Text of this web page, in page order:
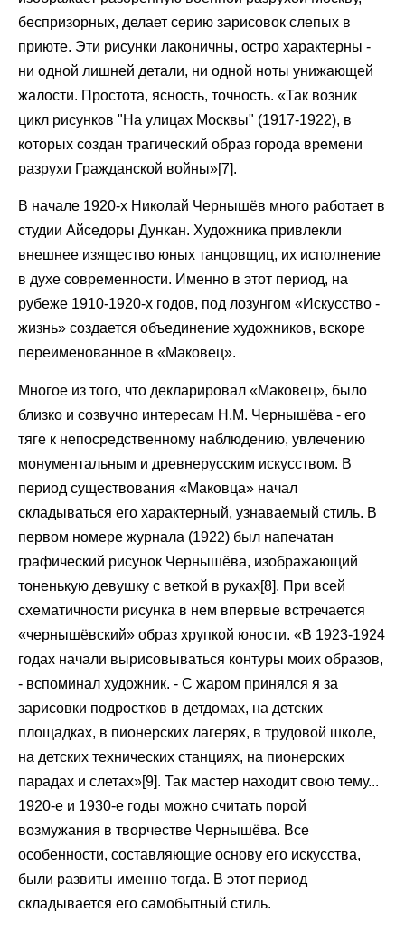
беспризорных, делает серию зарисовок слепых в
приюте. Эти рисунки лаконичны, остро характерны -
ни одной лишней детали, ни одной ноты унижающей
жалости. Простота, ясность, точность. «Так возник
цикл рисунков "На улицах Москвы" (1917-1922), в
которых создан трагический образ города времени
разрухи Гражданской войны»[7].
В начале 1920-х Николай Чернышёв много работает в
студии Айседоры Дункан. Художника привлекли
внешнее изящество юных танцовщиц, их исполнение
в духе современности. Именно в этот период, на
рубеже 1910-1920-х годов, под лозунгом «Искусство -
жизнь» создается объединение художников, вскоре
переименованное в «Маковец».
Многое из того, что декларировал «Маковец», было
близко и созвучно интересам Н.М. Чернышёва - его
тяге к непосредственному наблюдению, увлечению
монументальным и древнерусским искусством. В
период существования «Маковца» начал
складываться его характерный, узнаваемый стиль. В
первом номере журнала (1922) был напечатан
графический рисунок Чернышёва, изображающий
тоненькую девушку с веткой в руках[8]. При всей
схематичности рисунка в нем впервые встречается
«чернышёвский» образ хрупкой юности. «В 1923-1924
годах начали вырисовываться контуры моих образов,
- вспоминал художник. - С жаром принялся я за
зарисовки подростков в детдомах, на детских
площадках, в пионерских лагерях, в трудовой школе,
на детских технических станциях, на пионерских
парадах и слетах»[9]. Так мастер находит свою тему...
1920-е и 1930-е годы можно считать порой
возмужания в творчестве Чернышёва. Все
особенности, составляющие основу его искусства,
были развиты именно тогда. В этот период
складывается его самобытный стиль.